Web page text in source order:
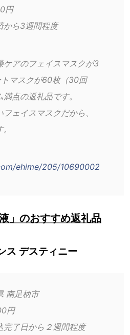
円
から3週間程度
ケアのフェイスマスクが3
マスクが60枚（30回
点の返礼品です。
ェイスマスクだから、
ehime/205/10690002
」のおすすめ返礼品
ス デスティニー
南足柄市
円
完了日から２週間程度